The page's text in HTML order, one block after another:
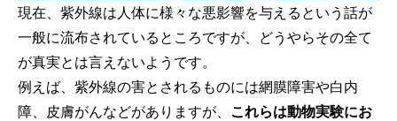
現在、紫外線は人体に様々な悪影響を与えるという話が
一般に流布されているところですが、どうやらその全て
が真実とは言えないようです。
例えば、紫外線の害とされるものには網膜障害や白内
障、皮膚がんなどがありますが、 これらは動物実験にお